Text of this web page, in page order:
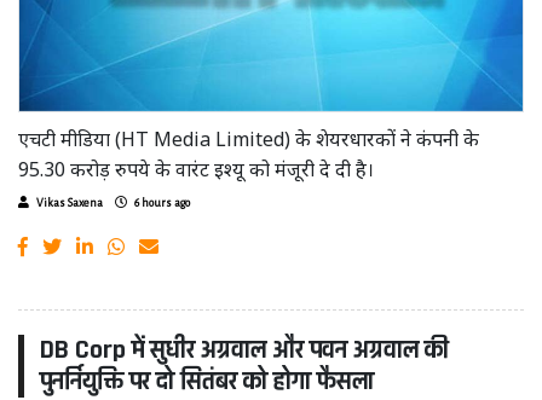
एचटी मीडिया (HT Media Limited) के शेयरधारकों ने कंपनी के
95.30 करोड़ रुपये के वारंट इश्यू को मंजूरी दे दी है।
Vikas Saxena 6 hours ago
DB Corp में सुधीर अग्रवाल और पवन अग्रवाल की
पुनर्नियुक्ति पर दो सितंबर को होगा फैसला